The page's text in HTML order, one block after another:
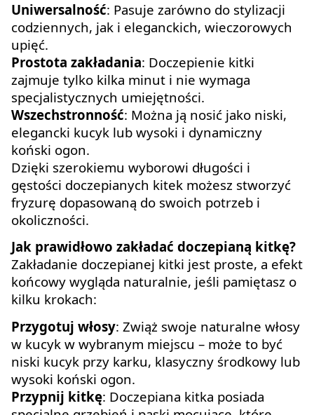
Uniwersalność: Pasuje zarówno do stylizacji
codziennych, jak i eleganckich, wieczorowych
upięć.
Prostota zakładania: Doczepienie kitki
zajmuje tylko kilka minut i nie wymaga
specjalistycznych umiejętności.
Wszechstronność: Można ją nosić jako niski,
elegancki kucyk lub wysoki i dynamiczny
koński ogon.
Dzięki szerokiemu wyborowi długości i
gęstości doczepianych kitek możesz stworzyć
fryzurę dopasowaną do swoich potrzeb i
okoliczności.
Jak prawidłowo zakładać doczepianą kitkę?
Zakładanie doczepianej kitki jest proste, a efekt
końcowy wygląda naturalnie, jeśli pamiętasz o
kilku krokach:
Przygotuj włosy: Zwiąż swoje naturalne włosy
w kucyk w wybranym miejscu – może to być
niski kucyk przy karku, klasyczny środkowy lub
wysoki koński ogon.
Przypnij kitkę: Doczepiana kitka posiada